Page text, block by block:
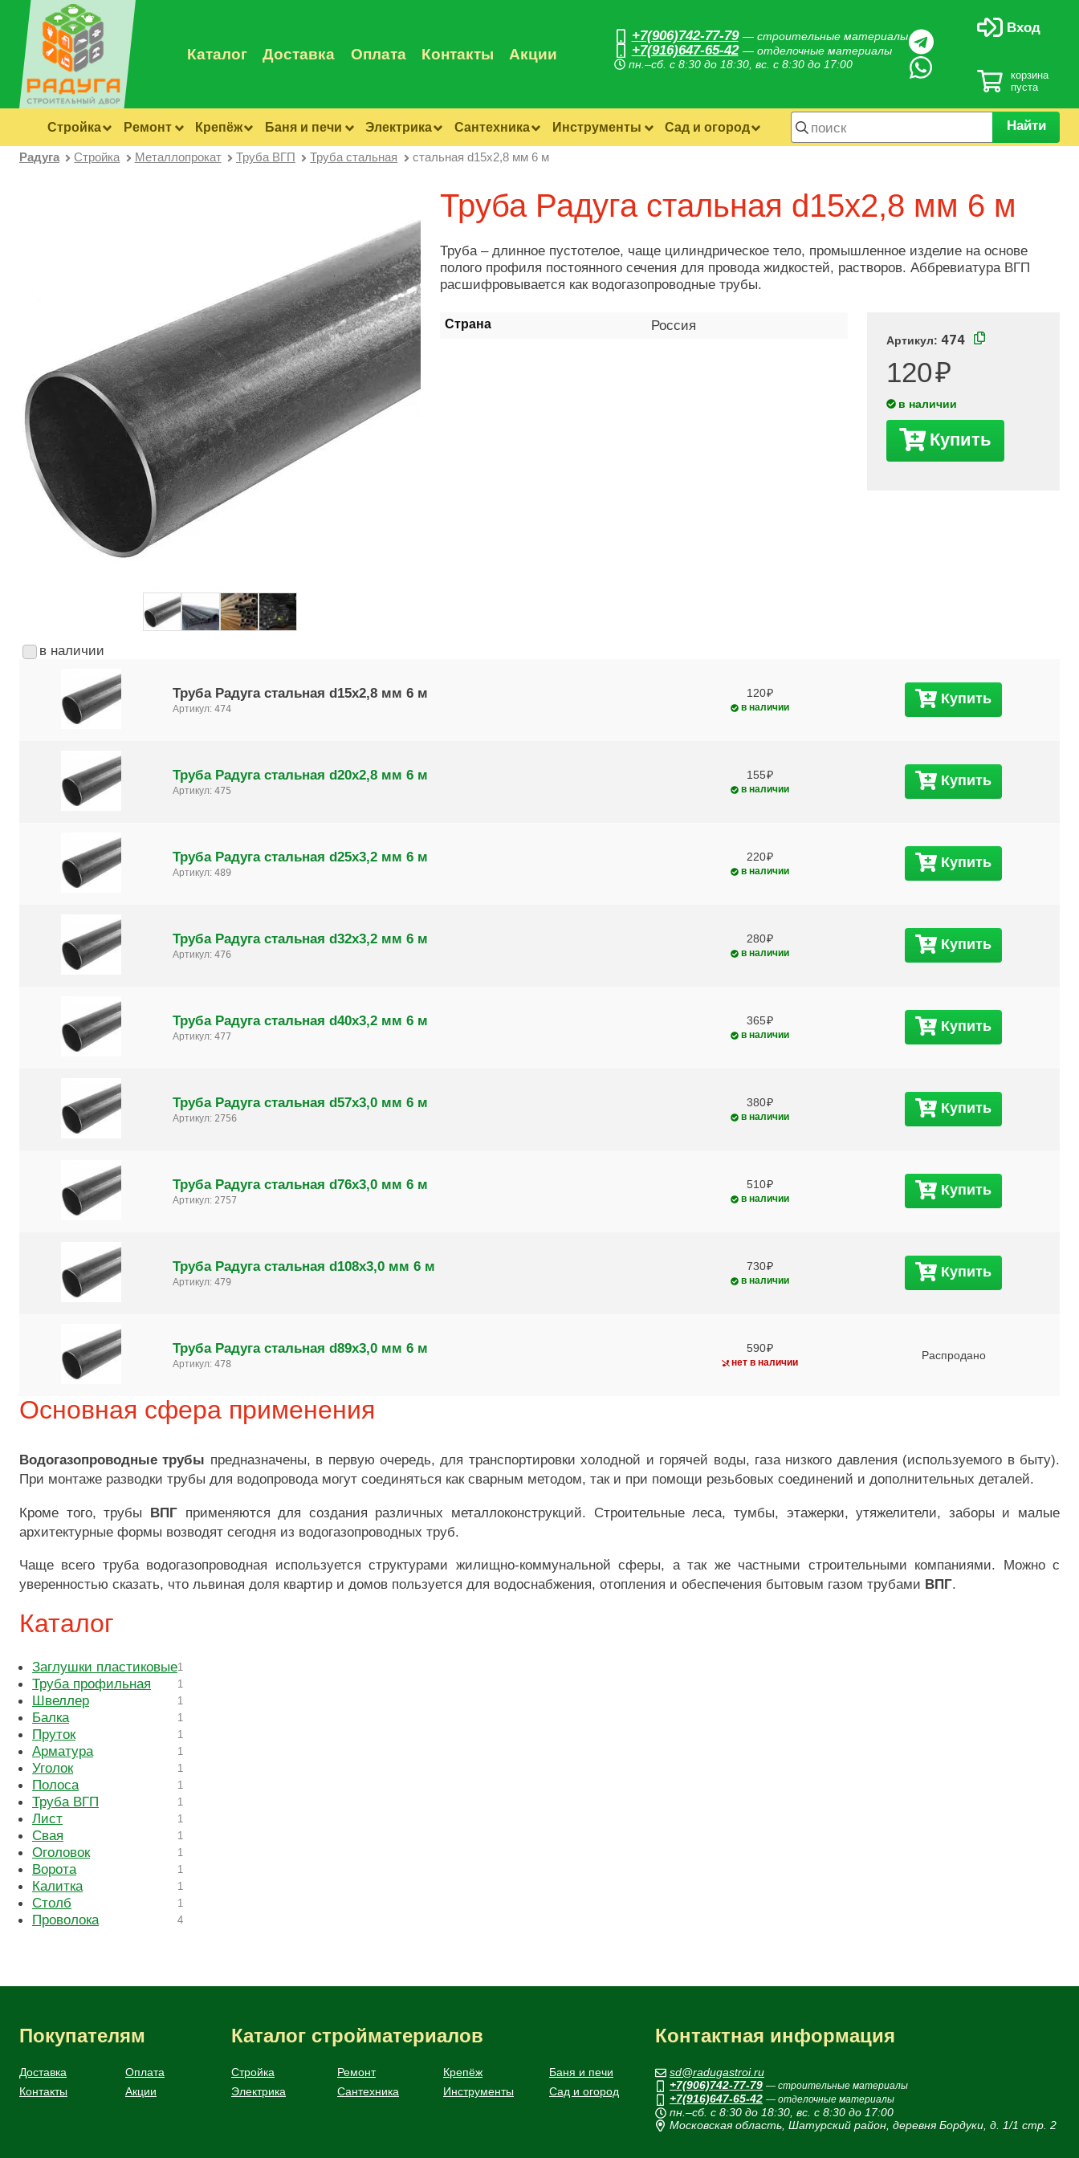
+7(906)742-77-79 — строительные материалы
+7(916)647-65-42 — отделочные материалы
пн.–сб. с 8:30 до 18:30, вс. с 8:30 до 17:00
Каталог Доставка Оплата Контакты Акции
Вход
корзина
пуста
Стройка Ремонт Крепёж Баня и печи Электрика Сантехника Инструменты Сад и огород Найти
Радуга Стройка Металлопрокат Труба ВГП Труба стальная стальная d15х2,8 мм 6 м
Труба Радуга стальная d15х2,8 мм 6 м
Артикул: 474
120
в наличии
Купить
Страна Россия
Труба – длинное пустотелое, чаще цилиндрическое тело, промышленное изделие на основе
полого профиля постоянного сечения для провода жидкостей, растворов. Аббревиатура ВГП
расшифровывается как водогазопроводные трубы.
в наличии
Труба Радуга стальная d15х2,8 мм 6 м
Артикул: 474
120
в наличии
Купить
Труба Радуга стальная d20х2,8 мм 6 м
Артикул: 475
155
в наличии
Купить
Труба Радуга стальная d25х3,2 мм 6 м
Артикул: 489
220
в наличии
Купить
Труба Радуга стальная d32х3,2 мм 6 м
Артикул: 476
280
в наличии
Купить
Труба Радуга стальная d40х3,2 мм 6 м
Артикул: 477
365
в наличии
Купить
Труба Радуга стальная d57х3,0 мм 6 м
Артикул: 2756
380
в наличии
Купить
Труба Радуга стальная d76х3,0 мм 6 м
Артикул: 2757
510
в наличии
Купить
Труба Радуга стальная d108х3,0 мм 6 м
Артикул: 479
730
в наличии
Купить
Труба Радуга стальная d89х3,0 мм 6 м
Артикул: 478
590
нет в наличии
Распродано
Основная сфера применения
Водогазопроводные трубы предназначены, в первую очередь, для транспортировки холодной и горячей воды, газа низкого давления (используемого в быту).
При монтаже разводки трубы для водопровода могут соединяться как сварным методом, так и при помощи резьбовых соединений и дополнительных деталей.
Кроме того, трубы ВПГприменяются для создания различных металлоконструкций. Строительные леса, тумбы, этажерки, утяжелители, заборы и малые
архитектурные формы возводят сегодня из водогазопроводных труб.
Чаще всего труба водогазопроводная используется структурами жилищно-коммунальной сферы, а так же частными строительными компаниями. Можно с
уверенностью сказать, что львиная доля квартир и домов пользуется для водоснабжения, отопления и обеспечения бытовым газом трубами ВПГ.
Каталог
Заглушки пластиковые1
Труба профильная 1
Швеллер 1
Балка 1
Пруток 1
Арматура 1
Уголок 1
Полоса 1
Труба ВГП 1
Лист 1
Свая 1
Оголовок 1
Ворота 1
Калитка 1
Столб 1
Проволока 4
Покупателям
Доставка
Оплата
Контакты
Акции
Каталог стройматериалов
Стройка Ремонт Крепёж
Баня и печи
Электрика
Сантехника Инструменты Сад и огород
Контактная информация
sd@radugastroi.ru
+7(906)742-77-79 — строительные материалы
+7(916)647-65-42 — отделочные материалы
пн.–сб. с 8:30 до 18:30, вс. с 8:30 до 17:00
Московская область, Шатурский район, деревня Бордуки, д. 1/1 стр. 2